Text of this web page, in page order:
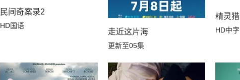
民间奇案录2
HD国语
走近这片海
更新至05集
精灵
HD中字